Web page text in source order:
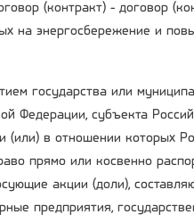
(контракт) - договор
на энергосбережение и
государства или
Федерации, субъекта
(или) в отношении которых
прямо или косвенно
акции (доли),
предприятия,